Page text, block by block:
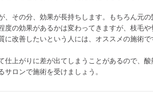
、その分、効果が長持ちします。もちろん元の
度の効果があるかは変わってきますが、枝毛や
に改善したいという人には、オススメの施術で
仕上がりに差が出てしまうことがあるので、酸
サロンで施術を受けましょう。